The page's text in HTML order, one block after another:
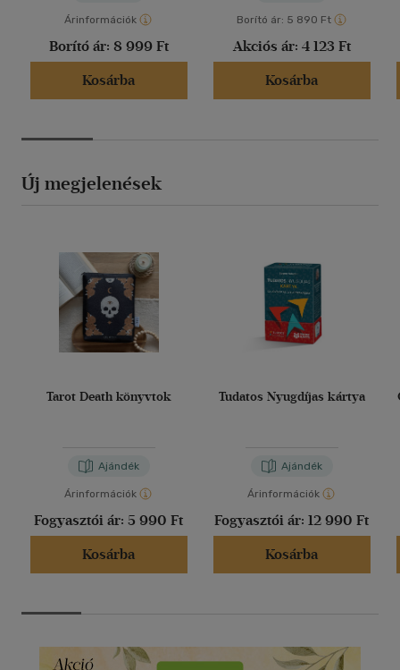
Árinformációk
Borító ár: 8 999 Ft
Kosárba
Borító ár: 5 890 Ft
Akciós ár: 4 123 Ft
Kosárba
Új megjelenések
Tarot Death könyvtok
Ajándék
Árinformációk
Fogyasztói ár: 5 990 Ft
Kosárba
Tudatos Nyugdíjas kártya
Ajándék
Árinformációk
Fogyasztói ár: 12 990 Ft
Kosárba